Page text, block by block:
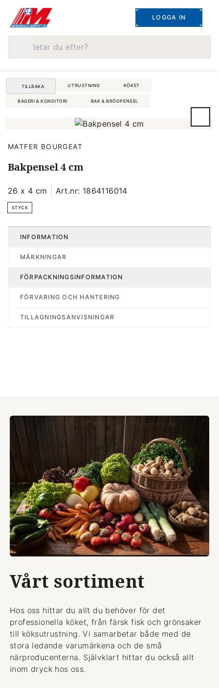
LOGGA IN
TILLBAKA UTRUSTNING KÖKET
BAGERI & KONDITORI BAK & BRÖDPENSEL
MATFER BOURGEAT
Bakpensel 4 cm
26 x 4 cm Art.nr: 1864116014
STYCK
INFORMATION
MÄRKNINGAR
FÖRPACKNINGSINFORMATION
FÖRVARING OCH HANTERING
TILLAGNINGSANVISNINGAR
Vårt sortiment
Hos oss hittar du allt du behöver för det
professionella köket, från färsk fisk och grönsaker
till köksutrustning. Vi samarbetar både med de
stora ledande varumärkena och de små
närproducenterna. Självklart hittar du också allt
inom dryck hos oss.